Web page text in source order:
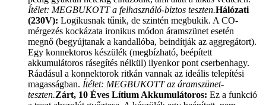
Ítélet: MEGBUKOTT a felhasználó-biztos teszten.Hálózati
(230V): Logikusnak tűnik, de szintén megbukik. A CO-
mérgezés kockázata ironikus módon áramszünet esetén
megnő (begyújtanak a kandallóba, beindítják az aggregátort).
Egy konnektoros készülék (megbízható, beépített
akkumulátoros rásegítés nélkül) ilyenkor pont cserbenhagy.
Ráadásul a konnektorok ritkán vannak az ideális telepítési
magasságban. Ítélet: MEGBUKOTT az áramszünet-
teszten.Zárt, 10 Éves Lítium Akkumulátoros: Ez a funkció